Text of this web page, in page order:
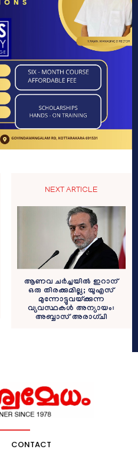
NEXT ARTICLE
ആണവ ചര്‍ച്ചയില്‍ ഇറാന്
ഒരു തിരക്കുമില്ല; യുഎസ്
മുന്നോട്ടുവയ്ക്കുന്ന
വ്യവസ്ഥകള്‍ അന്യായം:
അബ്ബാസ് അരാഗ്ചി
CONTACT